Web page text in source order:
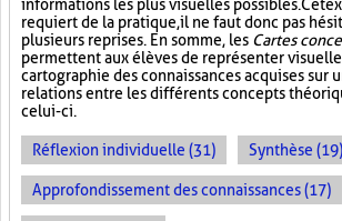
informations les plus visuelles possibles. Cet
requiert de la pratique, il ne faut donc pas
plusieurs reprises. En somme, les Cartes
permettent aux élèves de représenter
cartographie des connaissances acquises sur
relations entre les différents concepts
celui-ci.
Réflexion individuelle (31) Synthèse (19)
Approfondissement des connaissances (17)